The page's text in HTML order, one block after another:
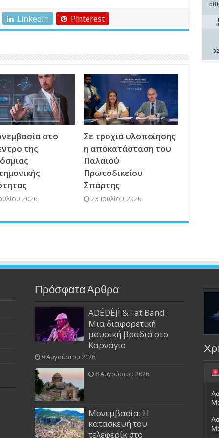
LinkedIn Pinterest
στο
της
2026
Σε τροχιά υλοποίησης
η αποκατάσταση του
Παλαιού
Πρωτοδικείου
Σπάρτης
23 Ιουλίου 2026
Πρόσφατα Άρθρα
ADÉDÈJÌ & Fat Band:
Μια διαφορετική
μουσική βραδιά στο
Καρνάγιο
9 Αυγούστου 2026
8 Αυγούστου 2026
Μονεμβασία: Η
κατασκευή του
τελεφερίκ στο